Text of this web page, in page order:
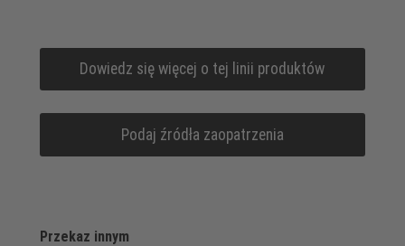
Dowiedz się więcej o tej linii produktów
Podaj źródła zaopatrzenia
Przekaz innym